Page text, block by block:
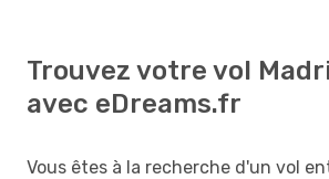
Trouvez votre vol
avec eDreams.fr
Vous êtes à la recherche d'un vol